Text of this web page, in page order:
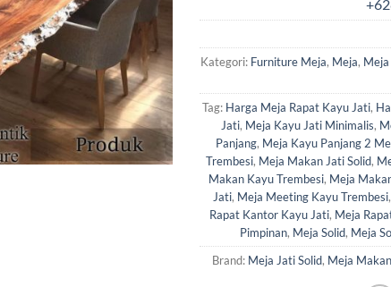
Kategori: Furniture Meja, Meja,
Tag: Harga Meja Rapat Kayu Jati,
Jati, Meja Kayu Jati Minimalis,
Panjang, Meja Kayu Panjang 2
Trembesi, Meja Makan Jati Solid,
Makan Kayu Trembesi, Meja
Jati, Meja Meeting Kayu Trembesi,
Rapat Kantor Kayu Jati, Meja
Pimpinan, Meja Solid, Meja
Brand: Meja Jati Solid, Meja